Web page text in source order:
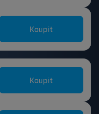
Koupit
Koupit